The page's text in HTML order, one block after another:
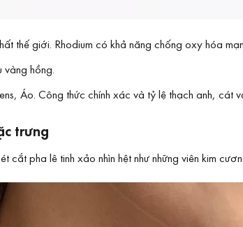
thế giới. Rhodium có khả năng chống oxy hóa
hồng.
Áo. Công thức chính xác và tỷ lệ thạch anh, cát
trưng
pha lê tinh xảo nhìn hệt như những viên kim